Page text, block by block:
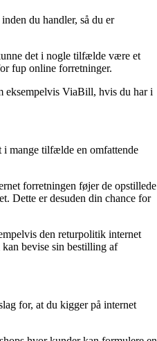
du handler, så du er
det i nogle tilfælde være et
fup online forretninger.
eksempelvis ViaBill, hvis du har i
i mange tilfælde en omfattende
forretningen føjer de opstillede
Dette er desuden din chance for
den returpolitik internet
kan bevise sin bestilling af
for, at du kigger på internet